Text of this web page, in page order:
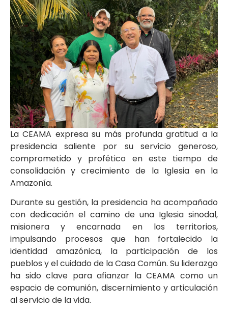
La CEAMA expresa su más profunda gratitud a la
presidencia saliente por su servicio generoso,
comprometido y profético en este tiempo de
consolidación y crecimiento de la Iglesia en la
Amazonía.
Durante su gestión, la presidencia ha acompañado
con dedicación el camino de una Iglesia sinodal,
misionera y encarnada en los territorios,
impulsando procesos que han fortalecido la
identidad amazónica, la participación de los
pueblos y el cuidado de la Casa Común. Su liderazgo
ha sido clave para afianzar la CEAMA como un
espacio de comunión, discernimiento y articulación
al servicio de la vida.